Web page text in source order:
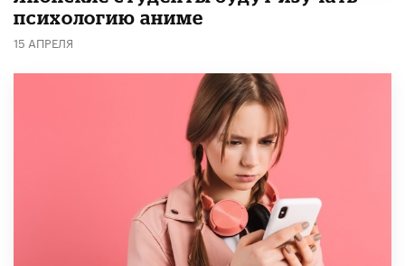
психологию аниме
15 АПРЕЛЯ